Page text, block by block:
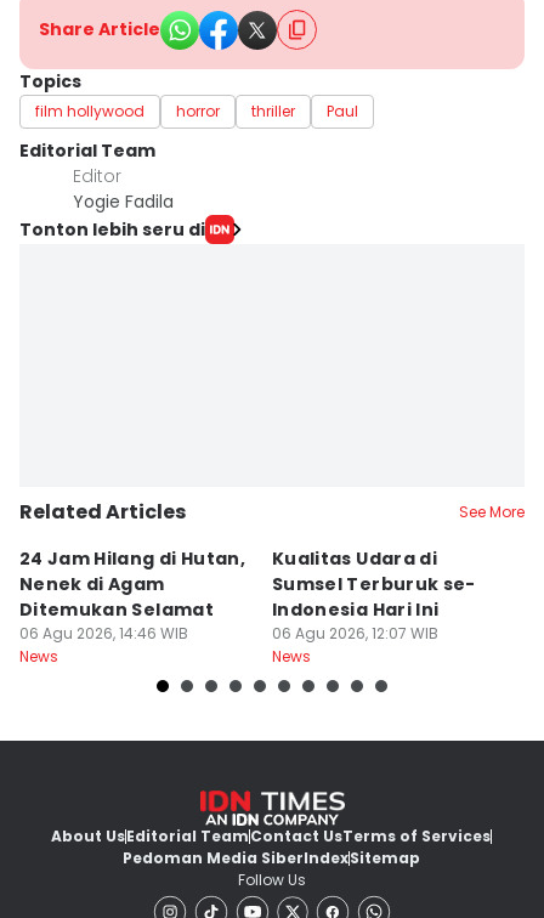
Share Article
Topics
film hollywood horror thriller Paul
Editorial Team
Editor
Yogie Fadila
Tonton lebih seru di
Related Articles See More
24 Jam Hilang di Hutan,
Nenek di Agam
Ditemukan Selamat
06 Agu 2026, 14:46 WIB
News
Kualitas Udara di
Sumsel Terburuk se-
Indonesia Hari Ini
06 Agu 2026, 12:07 WIB
News
About UsEditorial TeamContact UsTerms of Services
Pedoman Media SiberIndexSitemap
Follow Us